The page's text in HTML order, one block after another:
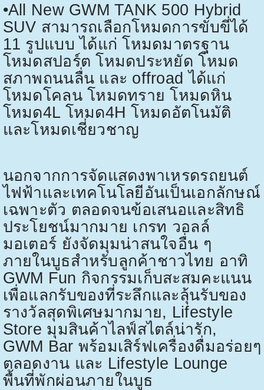
•All New GWM TANK 500 Hybrid
SUV สามารถเลือกโหมดการขับขี่ได้
11 รูปแบบ ได้แก่ โหมดมาตรฐาน
โหมดสปอร์ต โหมดประหยัด โหมด
สภาพถนนลื่น และ offroadได้แก่
โหมดโคลน โหมดทราย โหมดหิน
โหมด4L โหมด4Hโหมดอัตโนมัติ
และโหมดเชี่ยวชาญ
นอกจากการจัดแสดงพาเหรดรถยนต์
ไฟฟ้าและเทคโนโลยีอันเป็นเอกลักษณ์
เฉพาะตัว ตลอดจนข้อเสนอและสิทธิ
ประโยชน์มากมาย เกรท วอลล์
มอเตอร์ ยังจัดมุมน่าสนใจอื่น ๆ
ภายในบูธสำหรับลูกค้าชาวไทย อาทิ
GWM Fun กิจกรรมเก็บสะสมคะแนน
เพื่อแลกรับของที่ระลึกและลุ้นรับของ
รางวัลสุดพิเศษมากมาย, Lifestyle
Store มุมสินค้าไลฟ์สไตล์น่ารัก,
GWM Bar พร้อมเสิร์ฟเครื่องดื่มอร่อยๆ
ตลอดงาน และ Lifestyle Lounge
พื้นที่พักผ่อนภายในบูธ